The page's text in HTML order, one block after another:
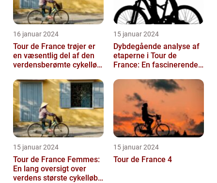
16 januar 2024
Tour de France trøjer er
en væsentlig del af den
verdensberømte cykelløb,
15 januar 2024
Dybdegående analyse af
etaperne i Tour de
France: En fascinerende
15 januar 2024
Tour de France Femmes:
En lang oversigt over
verdens største cykelløb
15 januar 2024
Tour de France 4